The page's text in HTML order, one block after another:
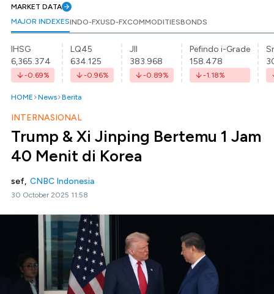
MARKET DATA
MAJOR INDEXESINDO-FXUSD-FXCOMMODITIESBONDS
IHSG
6,365.374
-0.69%
LQ45
634.125
-0.96%
JII
383.968
-0.89%
Pefindo i-Grade
158.478
-1.18%
HOME News Berita
INTERNASIONAL
Trump & Xi Jinping Bertemu 1 Jam
40 Menit di Korea
sef, CNBC Indonesia
30 October 2025 11:58